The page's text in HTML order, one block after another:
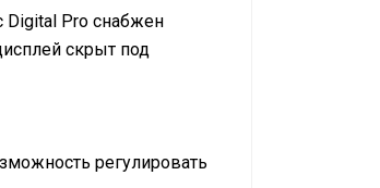
Digital Pro снабжен
скрыт под
регулировать